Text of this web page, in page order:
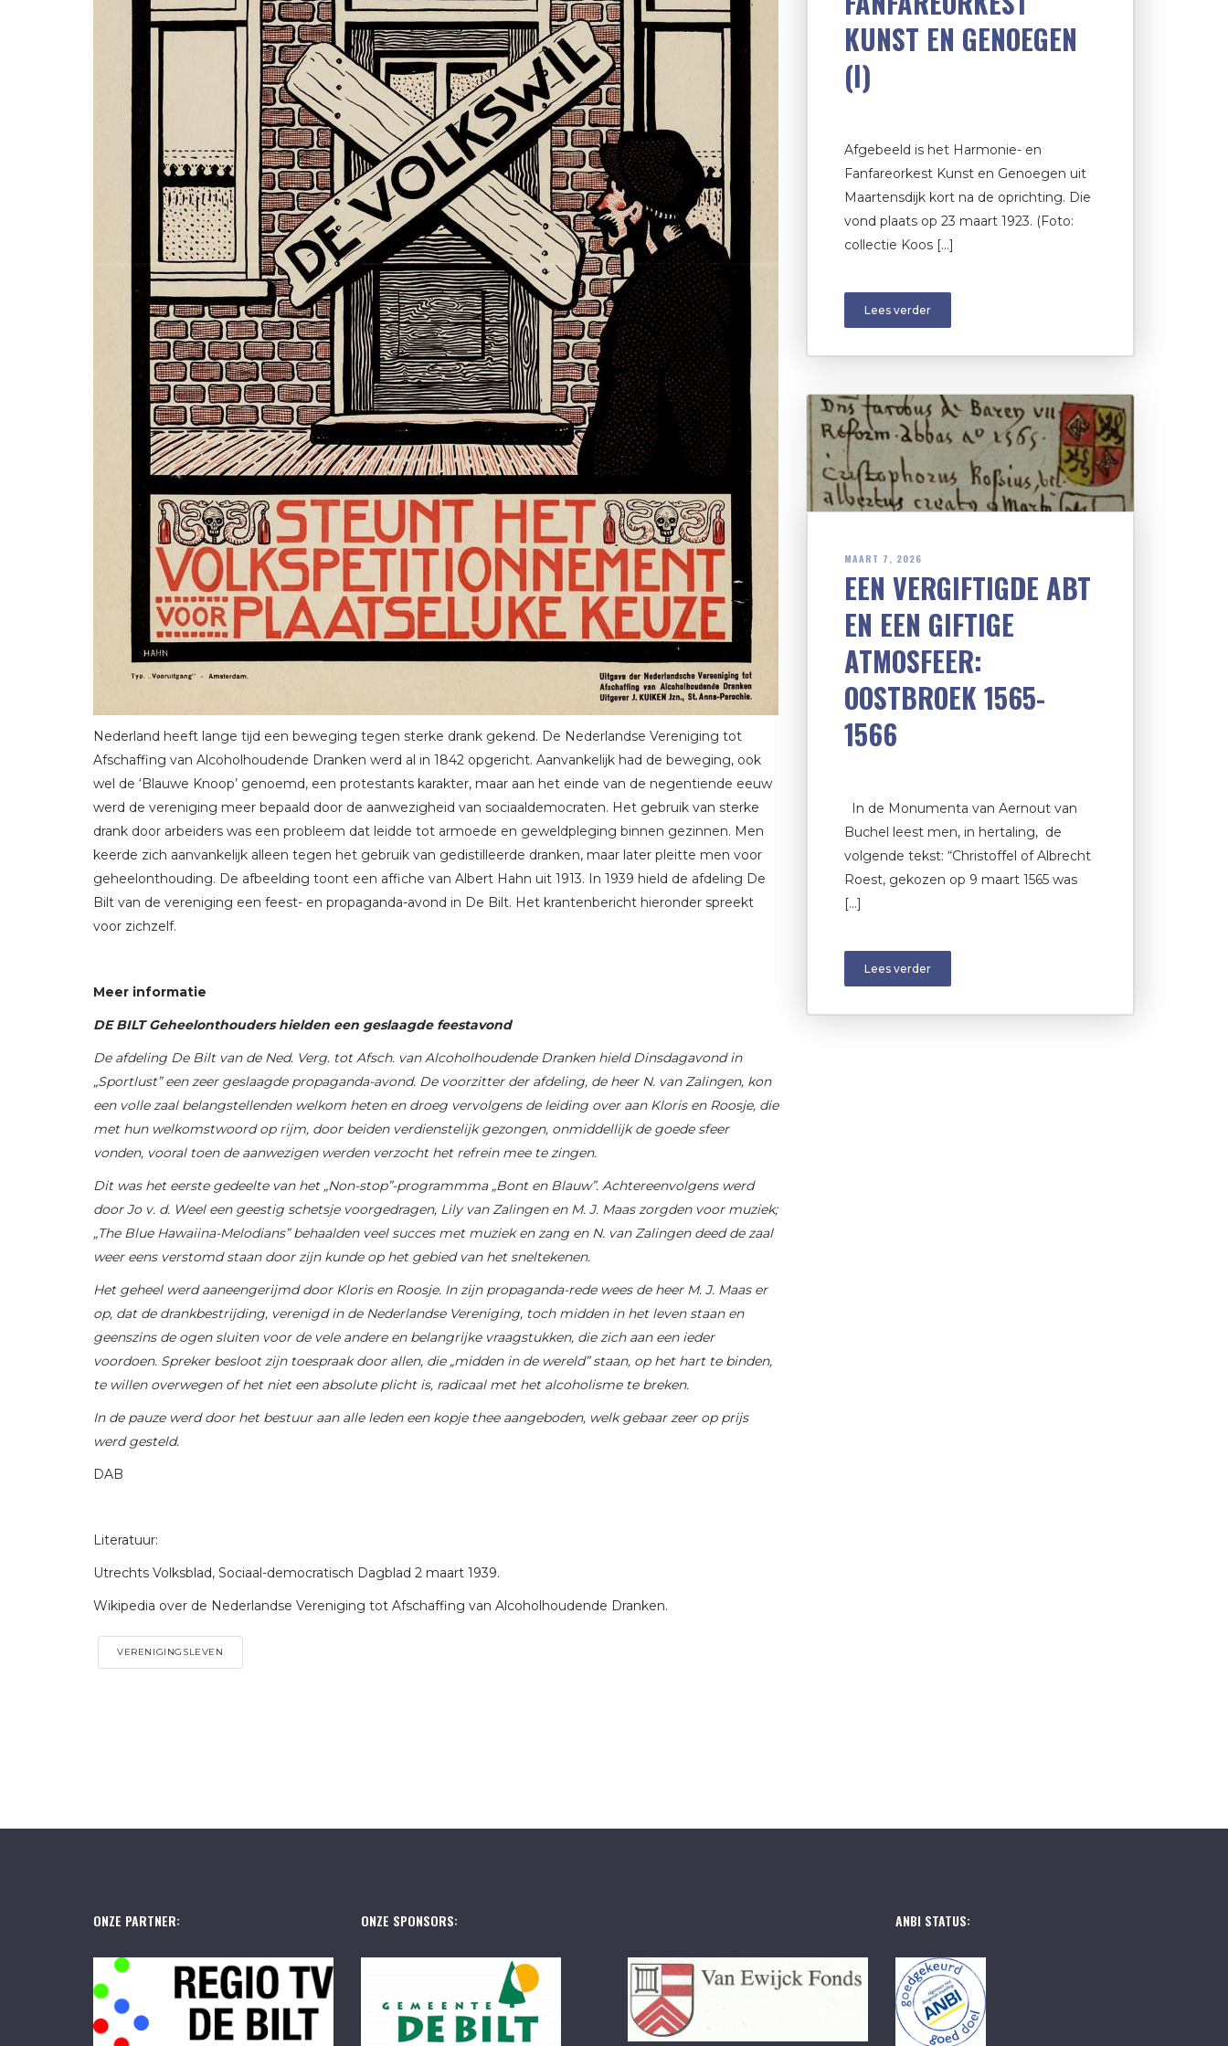
Nederland heeft lange tijd een beweging tegen sterke drank gekend. De Nederlandse Vereniging tot
Afschaffing van Alcoholhoudende Dranken werd al in 1842 opgericht. Aanvankelijk had de beweging, ook
wel de ‘Blauwe Knoop’ genoemd, een protestants karakter, maar aan het einde van de negentiende eeuw
werd de vereniging meer bepaald door de aanwezigheid van sociaaldemocraten. Het gebruik van sterke
drank door arbeiders was een probleem dat leidde tot armoede en geweldpleging binnen gezinnen. Men
keerde zich aanvankelijk alleen tegen het gebruik van gedistilleerde dranken, maar later pleitte men voor
geheelonthouding. De afbeelding toont een affiche van Albert Hahn uit 1913. In 1939 hield de afdeling De
Bilt van de vereniging een feest- en propaganda-avond in De Bilt. Het krantenbericht hieronder spreekt
voor zichzelf.
Meer informatie
DE BILT Geheelonthouders hielden een geslaagde feestavond
De afdeling De Bilt van de Ned. Verg. tot Afsch. van Alcoholhoudende Dranken hield Dinsdagavond in
„Sportlust” een zeer geslaagde propaganda-avond. De voorzitter der afdeling, de heer N. van Zalingen, kon
een volle zaal belangstellenden welkom heten en droeg vervolgens de leiding over aan Kloris en Roosje, die
met hun welkomstwoord op rijm, door beiden verdienstelijk gezongen, onmiddellijk de goede sfeer
vonden, vooral toen de aanwezigen werden verzocht het refrein mee te zingen.
Dit was het eerste gedeelte van het „Non-stop”-programmma „Bont en Blauw”. Achtereenvolgens werd
door Jo v. d. Weel een geestig schetsje voorgedragen, Lily van Zalingen en M. J. Maas zorgden voor muziek;
„The Blue Hawaiina-Melodians” behaalden veel succes met muziek en zang en N. van Zalingen deed de zaal
weer eens verstomd staan door zijn kunde op het gebied van het sneltekenen.
Het geheel werd aaneengerijmd door Kloris en Roosje. In zijn propaganda-rede wees de heer M. J. Maas er
op, dat de drankbestrijding, verenigd in de Nederlandse Vereniging, toch midden in het leven staan en
geenszins de ogen sluiten voor de vele andere en belangrijke vraagstukken, die zich aan een ieder
voordoen. Spreker besloot zijn toespraak door allen, die „midden in de wereld” staan, op het hart te binden,
te willen overwegen of het niet een absolute plicht is, radicaal met het alcoholisme te breken.
In de pauze werd door het bestuur aan alle leden een kopje thee aangeboden, welk gebaar zeer op prijs
werd gesteld.
DAB
Literatuur:
Utrechts Volksblad, Sociaal-democratisch Dagblad 2 maart 1939.
Wikipedia over de Nederlandse Vereniging tot Afschaffing van Alcoholhoudende Dranken.
VERENIGINGSLEVEN
KUNST EN GENOEGEN
(I)
Afgebeeld is het Harmonie- en
Fanfareorkest Kunst en Genoegen uit
Maartensdijk kort na de oprichting. Die
vond plaats op 23 maart 1923. (Foto:
collectie Koos […]
Lees verder
MAART 7, 2026
EEN VERGIFTIGDE ABT
EN EEN GIFTIGE
ATMOSFEER:
OOSTBROEK 1565-
1566
In de Monumenta van Aernout van
Buchel leest men, in hertaling, de
volgende tekst: “Christoffel of Albrecht
Roest, gekozen op 9 maart 1565 was
[…]
Lees verder
ONZE PARTNER: ONZE SPONSORS: ANBI STATUS: